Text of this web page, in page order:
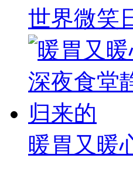
世界微笑
暖胃又暖